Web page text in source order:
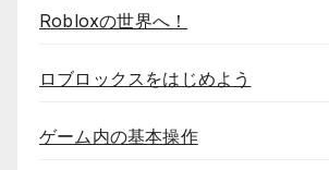
Robloxの世界へ！
ロブロックスをはじめよう
ゲーム内の基本操作